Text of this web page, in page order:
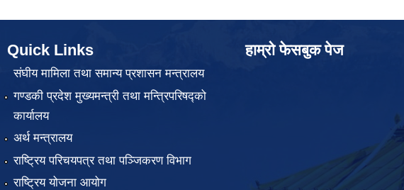
Quick Links
संघीय मामिला तथा समान्य प्रशासन मन्त्रालय
गण्डकी प्रदेश मुख्यमन्त्री तथा मन्त्रिपरिषद्को
कार्यालय
अर्थ मन्त्रालय
राष्ट्रिय परिचयपत्र तथा पञ्जिकरण विभाग
राष्ट्रिय योजना आयोग
हाम्रो फेसबुक पेज